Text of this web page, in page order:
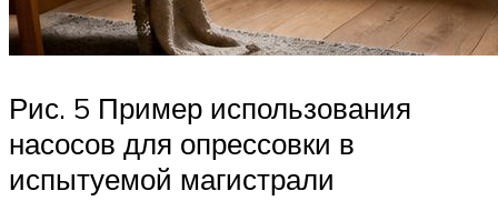
Рис. 5 Пример использования
насосов для опрессовки в
испытуемой магистрали